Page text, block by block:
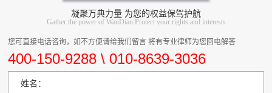
凝聚万典力量 为您的权益保驾护航
Gather the power of WanDian Protect your rights and interests
您可直接电话咨询，如不方便请给我们留言 将有专业律师为您回电解答
400-150-9288 \ 010-8639-3036
姓名：